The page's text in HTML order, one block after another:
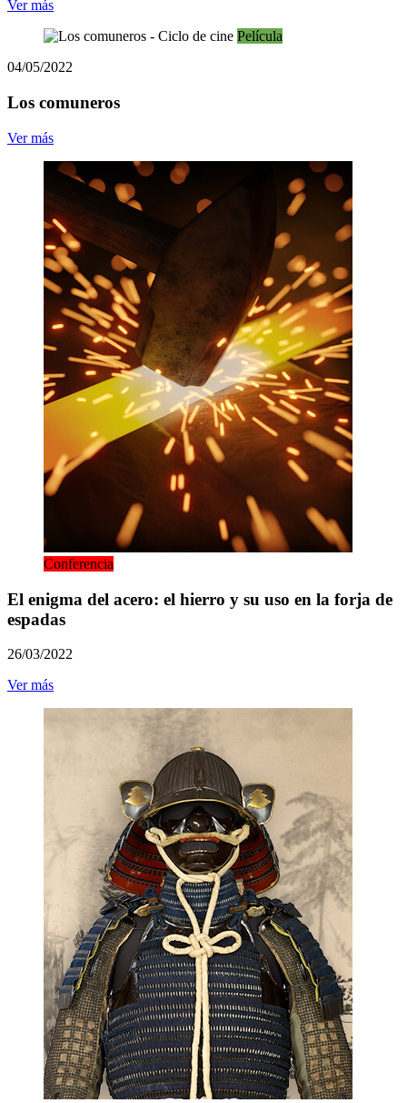
Ver más
Película
04/05/2022
Los comuneros
Ver más
Conferencia
El enigma del acero: el hierro y su uso en la forja de
espadas
26/03/2022
Ver más